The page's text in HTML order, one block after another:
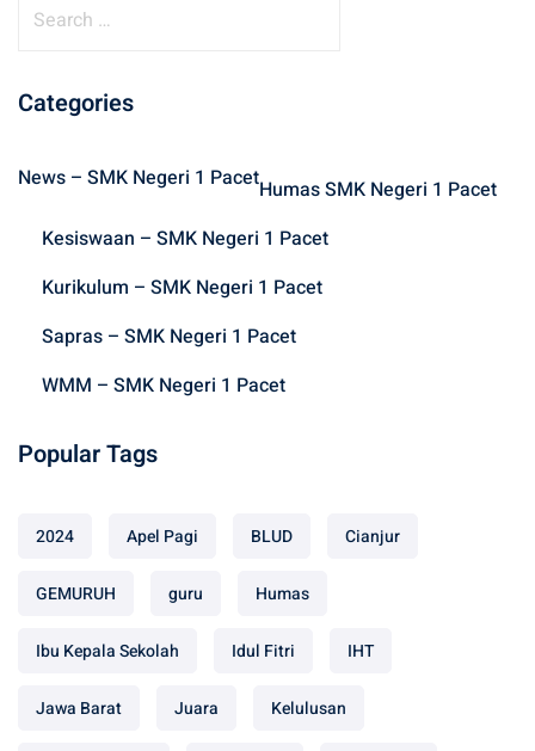
r
f
Categories
News – SMK Negeri 1 PacetHumas SMK Negeri 1 Pacet
Kesiswaan – SMK Negeri 1 Pacet
Kurikulum – SMK Negeri 1 Pacet
Sapras – SMK Negeri 1 Pacet
WMM – SMK Negeri 1 Pacet
Popular Tags
2024 Apel Pagi BLUD Cianjur
GEMURUH guru Humas
Ibu Kepala Sekolah Idul Fitri IHT
Jawa Barat Juara Kelulusan